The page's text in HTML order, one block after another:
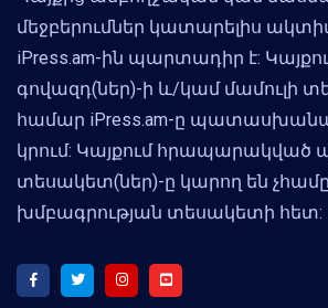
մեջբերումներ կատարելիս
iPress.am-ին պարտադիր է:
գովազդ(ներ)-ի և/կամ մամուլի
համար iPress.am-ը
կրում: Կայքում հրապարակված
տեսակետ(ներ)-ը կարող են
խմբագրության տեսակետի հետ: